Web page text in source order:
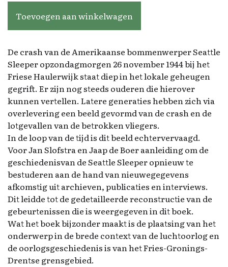
Toevoegen aan winkelwagen
De crash van de Amerikaanse bommenwerper Seattle
Sleeper opzondagmorgen 26 november 1944 bij het
Friese Haulerwijk staat diep in het lokale geheugen
gegrift. Er zijn nog steeds ouderen die hierover
kunnen vertellen. Latere generaties hebben zich via
overlevering een beeld gevormd van de crash en de
lotgevallen van de betrokken vliegers.
In de loop van de tijd is dit beeld echtervervaagd.
Voor Jan Slofstra en Jaap de Boer aanleiding om de
geschiedenisvan de Seattle Sleeper opnieuw te
bestuderen aan de hand van nieuwegegevens
afkomstig uit archieven, publicaties en interviews.
Dit leidde tot de gedetailleerde reconstructie van de
gebeurtenissen die is weergegeven in dit boek.
Wat het boek bijzonder maakt is de plaatsing van het
onderwerp in de brede context van de luchtoorlog en
de oorlogsgeschiedenis is van het Fries-Gronings-
Drentse grensgebied.